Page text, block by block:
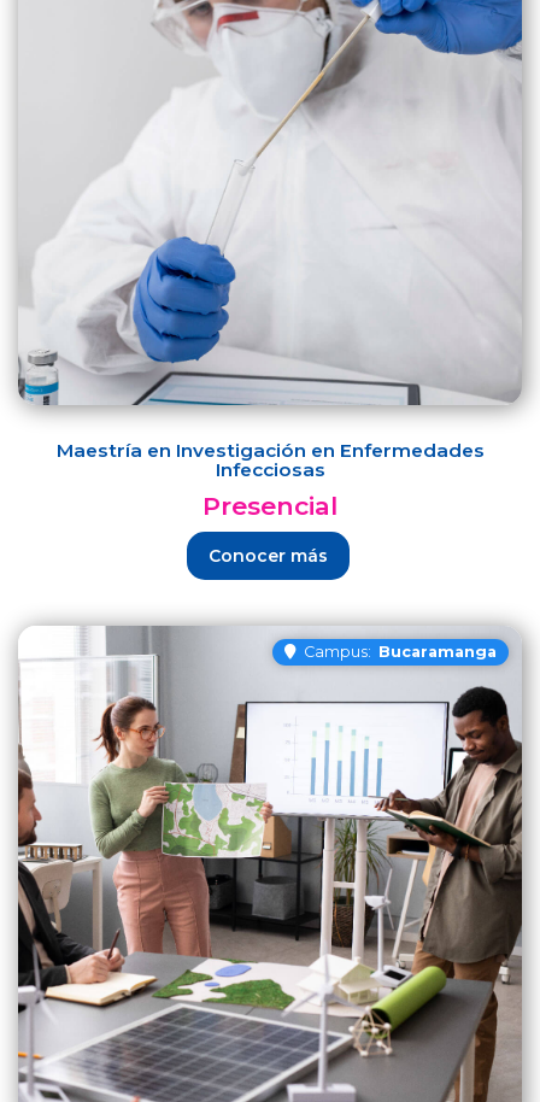
Maestría en Investigación en Enfermedades
Infecciosas
Presencial
Conocer más
Campus: Bucaramanga